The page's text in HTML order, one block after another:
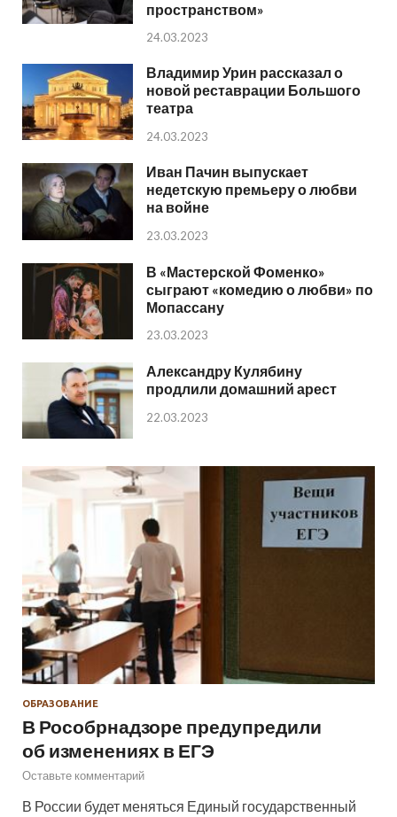
пространством»
24.03.2023
Владимир Урин рассказал о
новой реставрации Большого
театра
24.03.2023
Иван Пачин выпускает
недетскую премьеру о любви
на войне
23.03.2023
В «Мастерской Фоменко»
сыграют «комедию о любви» по
Мопассану
23.03.2023
Александру Кулябину
продлили домашний арест
22.03.2023
ОБРАЗОВАНИЕ
В Рособрнадзоре предупредили
об изменениях в ЕГЭ
Оставьте комментарий
В России будет меняться Единый государственный